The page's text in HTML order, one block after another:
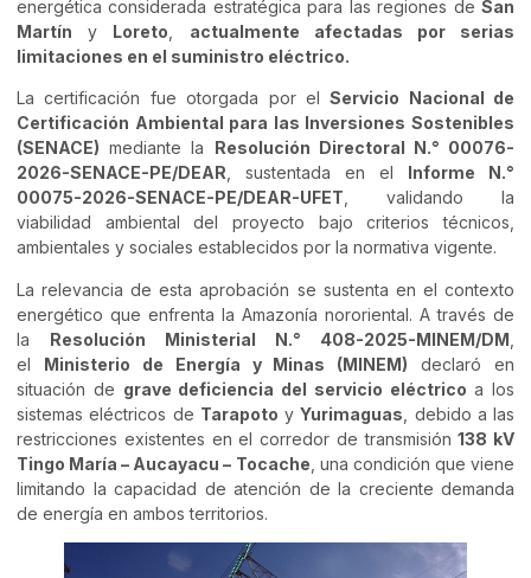
energética considerada estratégica para las regiones de San
Martín y Loreto
actualmente afectadas por serias
limitaciones en el suministro eléctrico.
La certificación fue otorgada por elServicio Nacional de
Certificación Ambiental para las Inversiones Sostenibles
(SENACE) mediante la Resolución Directoral N.° 00076-
2026-SENACE-PE/DEAR , sustentada en el Informe N.°
00075-2026-SENACE-PE/DEAR-UFET , validando la
viabilidad ambiental del proyecto bajo criterios técnicos,
ambientales y sociales establecidos por la normativa vigente.
La relevancia de esta aprobación se sustenta en el contexto
energético que enfrenta la Amazonía nororiental. A través de
la Resolución Ministerial N.° 408-2025-MINEM/DM
el Ministerio de Energía y Minas (MINEM) declaró en
situación de grave deficiencia del servicio eléctrico a los
sistemas eléctricos de Tarapoto yYurimaguas , debido a las
restricciones existentes en el corredor de transmisión138 kV
Tingo María – Aucayacu – Tocache , una condición que viene
limitando la capacidad de atención de la creciente demanda
de energía en ambos territorios.